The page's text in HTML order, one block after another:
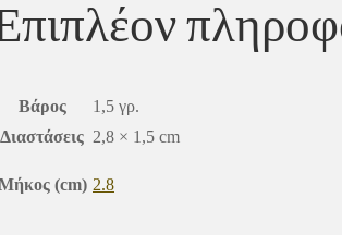
Βάρος
1,5 γρ.
Διαστάσεις 2,8 × 1,5 cm
(cm) 2.8